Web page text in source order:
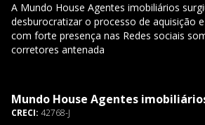
A Mundo House Agentes imobiliários
desburocratizar o processo de aquisição
com forte presença nas Redes sociais
corretores antenada
Mundo House Agentes
CRECI: 42768-J